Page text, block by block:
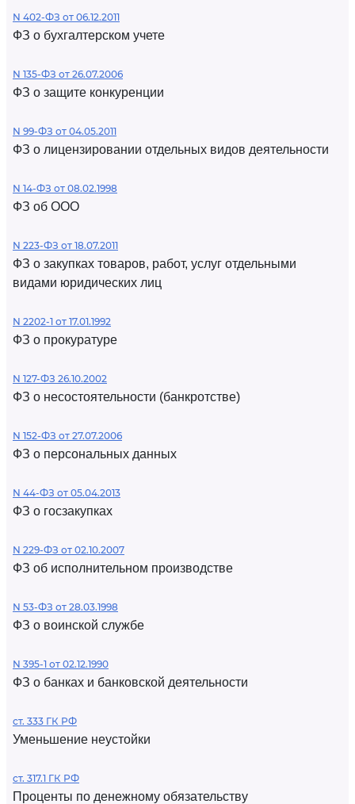
N 402-ФЗ от 06.12.2011
ФЗ о бухгалтерском учете
N 135-ФЗ от 26.07.2006
ФЗ о защите конкуренции
N 99-ФЗ от 04.05.2011
ФЗ о лицензировании отдельных видов деятельности
N 14-ФЗ от 08.02.1998
ФЗ об ООО
N 223-ФЗ от 18.07.2011
ФЗ о закупках товаров, работ, услуг отдельными
видами юридических лиц
N 2202-1 от 17.01.1992
ФЗ о прокуратуре
N 127-ФЗ 26.10.2002
ФЗ о несостоятельности (банкротстве)
N 152-ФЗ от 27.07.2006
ФЗ о персональных данных
N 44-ФЗ от 05.04.2013
ФЗ о госзакупках
N 229-ФЗ от 02.10.2007
ФЗ об исполнительном производстве
N 53-ФЗ от 28.03.1998
ФЗ о воинской службе
N 395-1 от 02.12.1990
ФЗ о банках и банковской деятельности
ст. 333 ГК РФ
Уменьшение неустойки
ст. 317.1 ГК РФ
Проценты по денежному обязательству